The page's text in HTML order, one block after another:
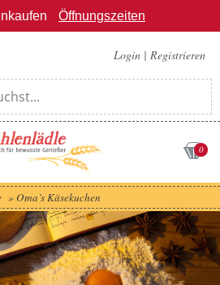
Öffnungszeiten
Login | Registrieren
0
» Oma’s Käsekuchen